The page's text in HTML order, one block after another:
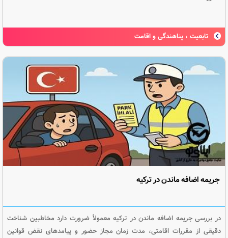
تابعیت ، پناهندگی و اقامت
جریمه اضافه ماندن در ترکیه
در بررسی جریمه اضافه ماندن در ترکیه معمولاً ضرورت دارد مخاطبین شناخت
دقیقی از مقررات اقامتی، مدت زمان مجاز حضور و پیامدهای نقض قوانین